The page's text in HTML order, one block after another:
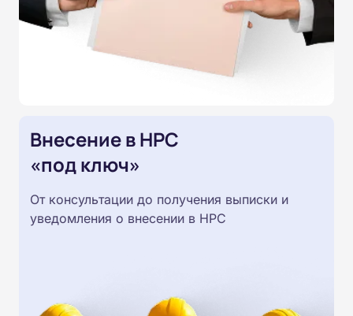
Внесение в НРС
«под ключ»
От консультации до получения выписки и
уведомления о внесении в НРС